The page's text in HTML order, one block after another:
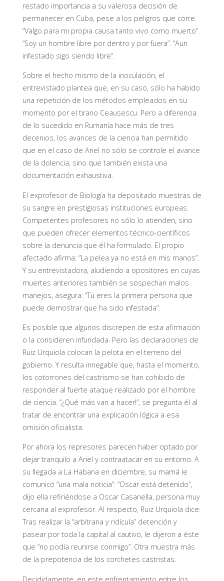
restado importancia a su valerosa decisión de
permanecer en Cuba, pese a los peligros que corre.
“Valgo para mi propia causa tanto vivo como muerto”.
“Soy un hombre libre por dentro y por fuera”. “Aun
infestado sigo siendo libre”.
Sobre el hecho mismo de la inoculación, el
entrevistado plantea que, en su caso, sólo ha habido
una repetición de los métodos empleados en su
momento por el tirano Ceausescu. Pero a diferencia
de lo sucedido en Rumanía hace más de tres
decenios, los avances de la ciencia han permitido
que en el caso de Ariel no sólo se controle el avance
de la dolencia, sino que también exista una
documentación exhaustiva.
El exprofesor de Biología ha depositado muestras de
su sangre en prestigiosas instituciones europeas.
Competentes profesores no sólo lo atienden, sino
que pueden ofrecer elementos técnico-científicos
sobre la denuncia que él ha formulado. El propio
afectado afirma: “La pelea ya no está en mis manos”.
Y su entrevistadora, aludiendo a opositores en cuyas
muertes anteriores también se sospechan malos
manejos, asegura: “Tú eres la primera persona que
puede demostrar que ha sido infestada”.
Es posible que algunos discrepen de esta afirmación
o la consideren infundada. Pero las declaraciones de
Ruiz Urquiola colocan la pelota en el terreno del
gobierno. Y resulta innegable que, hasta el momento,
los cotorrones del castrismo se han cohibido de
responder al fuerte ataque realizado por el hombre
de ciencia. “¿Qué más van a hacer!”, se pregunta él al
tratar de encontrar una explicación lógica a esa
omisión oficialista.
Por ahora los represores parecen haber optado por
dejar tranquilo a Ariel y contraatacar en su entorno. A
su llegada a La Habana en diciembre, su mamá le
comunicó “una mala noticia”: “Oscar está detenido”,
dijo ella refiriéndose a Oscar Casanella, persona muy
cercana al exprofesor. Al respecto, Ruiz Urquiola dice:
Tras realizar la “arbitraria y ridícula” detención y
pasear por toda la capital al cautivo, le dijeron a éste
que “no podía reunirse conmigo”. Otra muestra más
de la prepotencia de los corchetes castristas.